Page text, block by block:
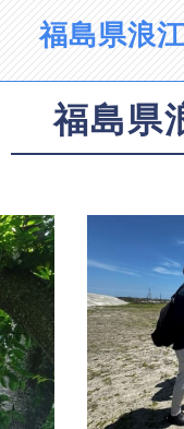
福島県浪
福島県